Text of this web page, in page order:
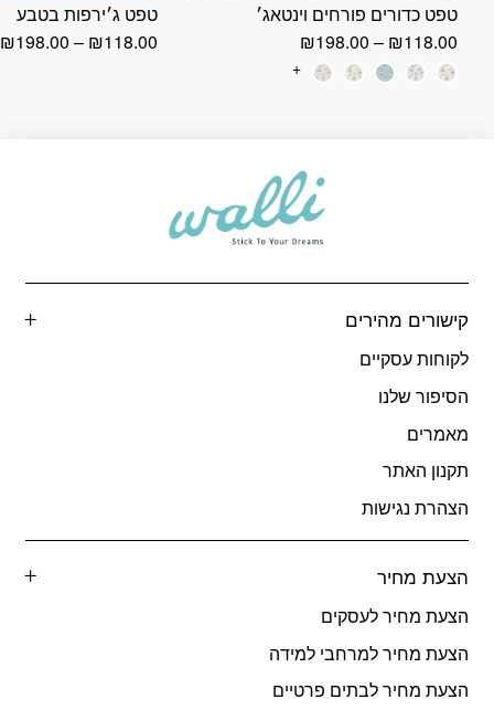
טפט כדורים פורחים וינטאג׳
₪118.00
–
₪198.00
מחירים:+
טפט ג׳ירפות בטבע
₪118.00
–
₪198.00
קישורים מהירים
לקוחות עסקיים
הסיפור שלנו
מאמרים
תקנון האתר
הצהרת נגישות
הצעת מחיר
הצעת מחיר לעסקים
הצעת מחיר למרחבי למידה
הצעת מחיר לבתים פרטיים